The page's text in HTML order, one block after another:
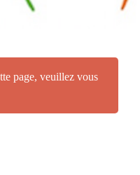
page, veuillez vous